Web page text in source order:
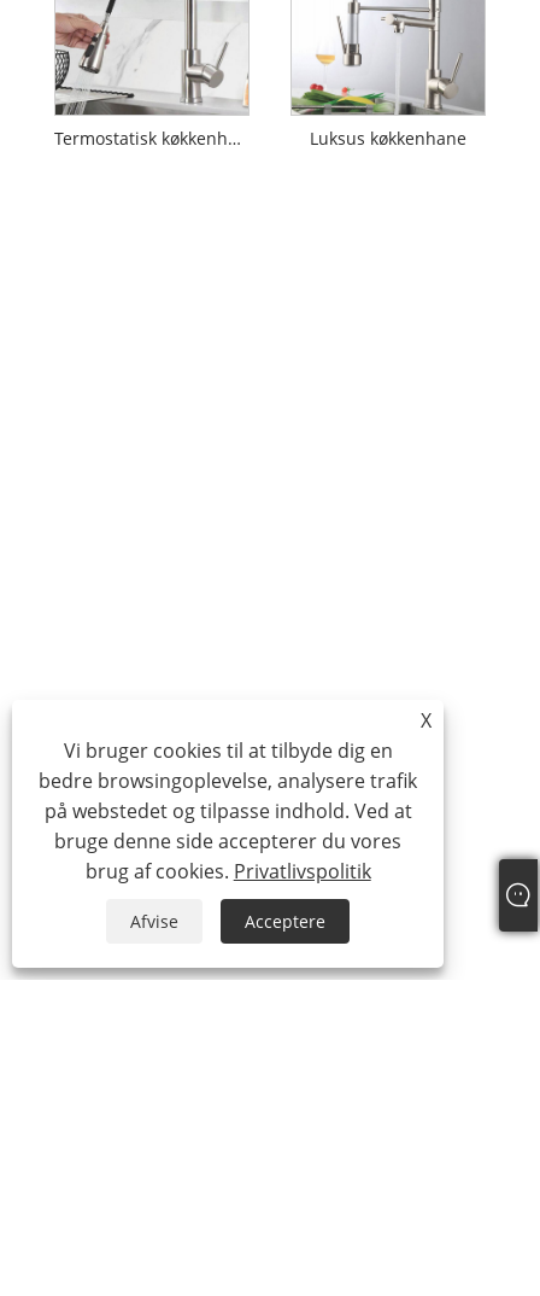
Termostatisk køkkenhane Luksus køkkenhane
X
Vi bruger cookies til at tilbyde dig en
bedre browsingoplevelse, analysere trafik
på webstedet og tilpasse indhold. Ved at
bruge denne side accepterer du vores
brug af cookies. Privatlivspolitik
Afvise Acceptere